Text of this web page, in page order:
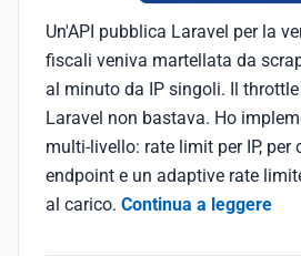
Un'API pubblica Laravel per la
fiscali veniva martellata da
al minuto da IP singoli. Il
Laravel non bastava. Ho
multi-livello: rate limit per IP, per
endpoint e un adaptive rate
al carico. Continua a leggere